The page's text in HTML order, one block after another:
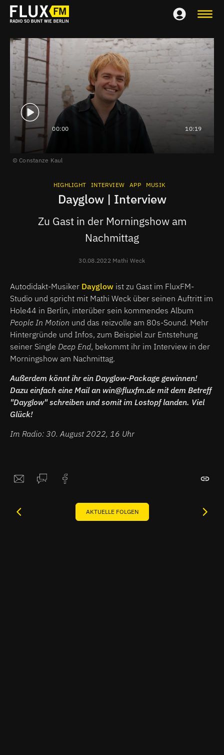
00:00 10:19
Constanze Kaul
HIGHLIGHT INTERVIEW APP MUSIK
Dayglow | Interview
Zu Gast in der Morningshow am
Nachmittag
30.08.2022 Mathi Weck
Autodidakt-Musiker Dayglow ist zu Gast im FluxFM-
Studio und spricht mit Mathi Weck über seinen Auftritt im
Hole44 in Berlin, interüber sein kommendes Album
People In Motion und das reizvolle am 80s-Sound. Mehr
Hintergründe und Infos, zum Beispiel zur Entstehung
seiner Single Deep End, bekommt ihr im Interview in der
Morningshow am Nachmittag.
Außerdem könnt ihr ein Dayglow-Package gewinnen!
Dazu einfach eine Mail an win@fluxfm.de mit dem Betreff
"Dayglow" schreiben und somit im Lostopf landen. Viel
Glück!
Im Radio: 30. August 2022, 16 Uhr
AKTUELLE FOLGEN